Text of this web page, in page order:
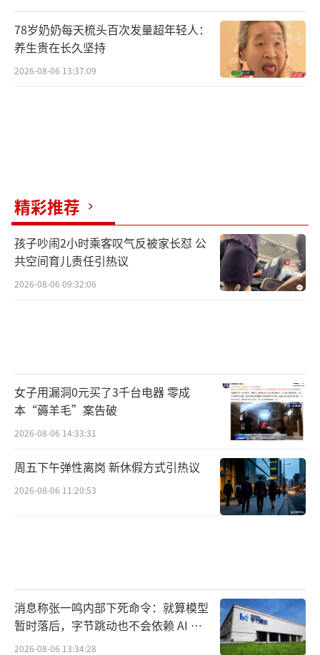
78岁奶奶每天梳头百次发量超年轻人：
养生贵在长久坚持
2026-08-06 13:37:09
精彩推荐
孩子吵闹2小时乘客叹气反被家长怼 公
共空间育儿责任引热议
2026-08-06 09:32:06
女子用漏洞0元买了3千台电器 零成
本“薅羊毛”案告破
2026-08-06 14:33:31
周五下午弹性离岗 新休假方式引热议
2026-08-06 11:20:53
消息称张一鸣内部下死命令：就算模型
暂时落后，字节跳动也不会依赖 AI 蒸
馏技术
2026-08-06 13:34:28